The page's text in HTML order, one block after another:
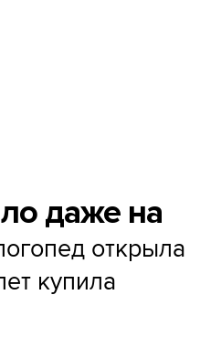
даже на
открыла
купила